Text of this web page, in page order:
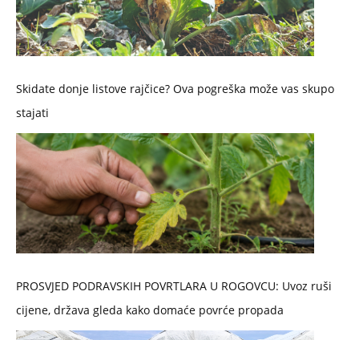
Skidate donje listove rajčice? Ova pogreška može vas skupo
stajati
PROSVJED PODRAVSKIH POVRTLARA U ROGOVCU: Uvoz ruši
cijene, država gleda kako domaće povrće propada